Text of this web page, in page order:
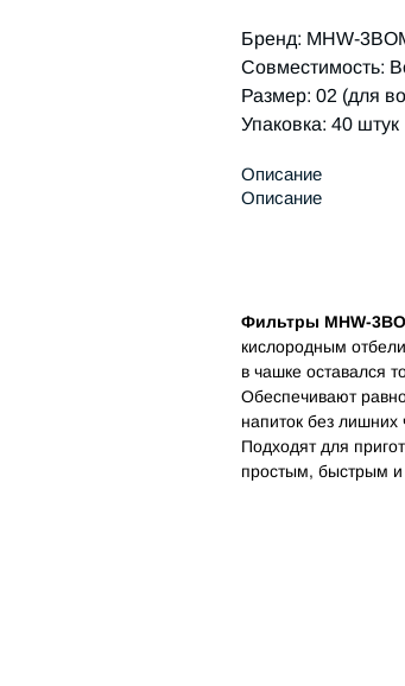
Бренд: MHW-
Совместимость:
Размер: 02 (для
Упаковка: 40 штук
Описание
Описание
Фильтры MHW-
кислородным
в чашке оставался
Обеспечивают
напиток без лишних
Подходят для
простым, быстрым